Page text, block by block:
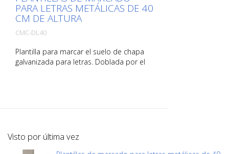
PARA LETRAS METÁLICAS DE 40
CM DE ALTURA
CMC-DL40
Plantilla para marcar el suelo de chapa
galvanizada para letras. Doblada por el
Visto por última vez